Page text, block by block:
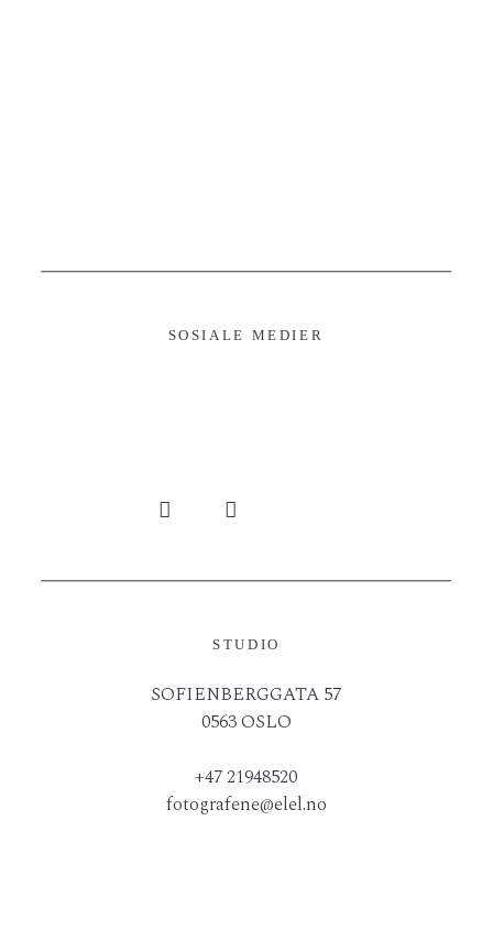
STUDIO
SOSIALE MEDIER
SOFIENBERGGATA 57
0563 OSLO
+47 21948520
fotografene@elel.no